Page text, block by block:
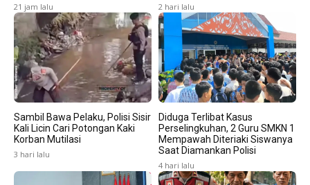
21 jam lalu 2 hari lalu
Sambil Bawa Pelaku, Polisi Sisir
Kali Licin Cari Potongan Kaki
Korban Mutilasi
3 hari lalu
Diduga Terlibat Kasus
Perselingkuhan, 2 Guru SMKN 1
Mempawah Diteriaki Siswanya
Saat Diamankan Polisi
4 hari lalu